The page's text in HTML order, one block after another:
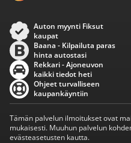
Auton myynti Fiksut
kaupat
Baana - Kilpailuta paras
hinta autostasi
Rekkari - Ajoneuvon
kaikki tiedot heti
Ohjeet turvalliseen
kaupankäyntiin
Tämän palvelun ilmoitukset ovat
mukaisesti. Muuhun palvelun
evästeasetusten kautta.